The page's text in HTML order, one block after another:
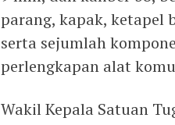
parang, kapak, ketapel
serta sejumlah
perlengkapan alat
Wakil Kepala Satuan